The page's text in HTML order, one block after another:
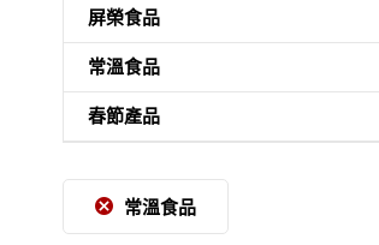
屏榮食品
常溫食品
春節產品
常溫食品